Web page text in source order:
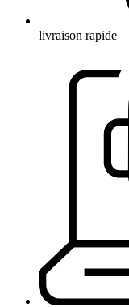
livraison rapide